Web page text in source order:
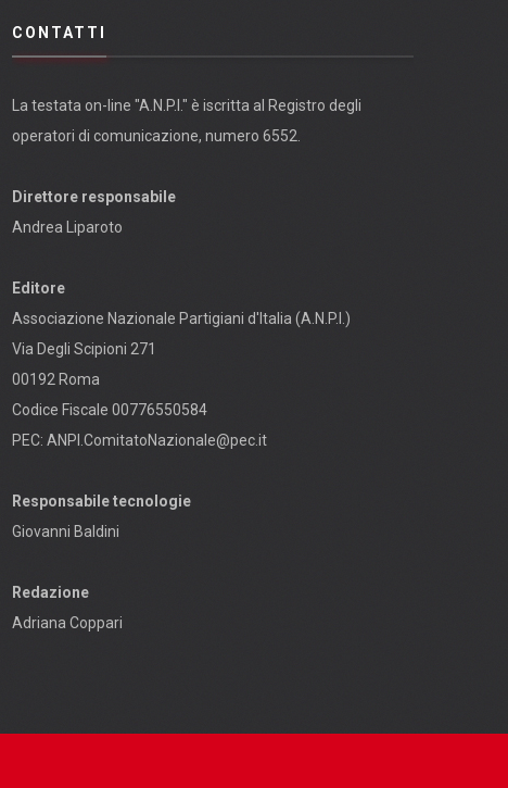
CONTATTI
La testata on-line "A.N.P.I." è iscritta al Registro degli
operatori di comunicazione, numero 6552.
Direttore responsabile
Andrea Liparoto
Editore
Associazione Nazionale Partigiani d'Italia (A.N.P.I.)
Via Degli Scipioni 271
00192 Roma
Codice Fiscale 00776550584
PEC: ANPI.ComitatoNazionale@pec.it
Responsabile tecnologie
Giovanni Baldini
Redazione
Adriana Coppari